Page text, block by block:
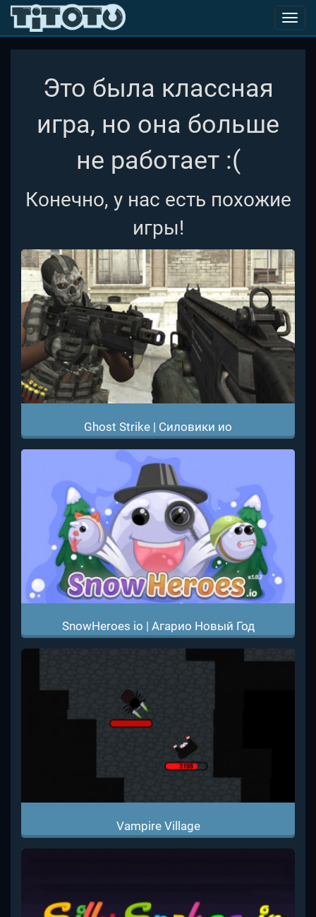
Это была классная
игра, но она больше
не работает :(
Конечно, у нас есть похожие
игры!
Ghost Strike | Силовики ио
SnowHeroes io | Агарио Новый Год
Vampire Village